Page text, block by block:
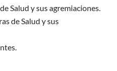
Salud y sus agremiaciones.
de Salud y sus